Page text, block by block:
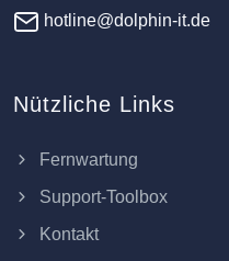
hotline@dolphin-it.de
Nützliche Links
Fernwartung
Support-Toolbox
Kontakt